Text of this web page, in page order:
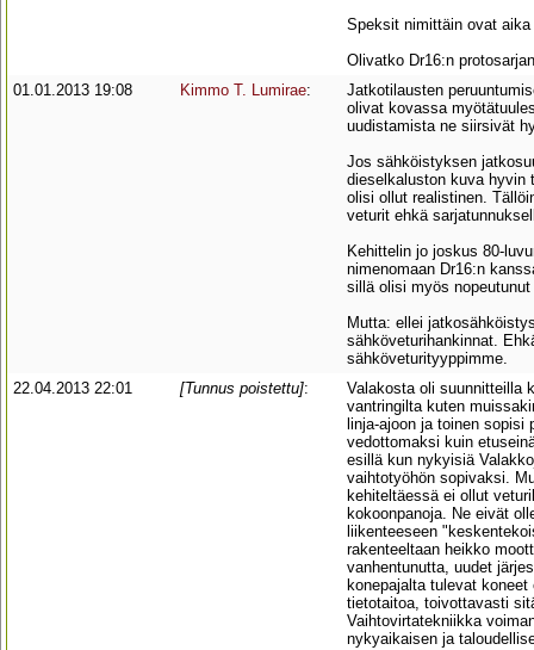
Speksit nimittäin ovat
Olivatko Dr16:n
01.01.2013 19:08
Kimmo T. Lumirae:
Jatkotilausten
olivat kovassa
uudistamista ne siirsivät
Jos sähköistyksen
dieselkaluston kuva hyvin
olisi ollut realistinen.
veturit ehkä
Kehittelin jo joskus 80-
nimenomaan Dr16:n
sillä olisi myös
Mutta: ellei
sähköveturihankinnat.
sähköveturityyppimme.
22.04.2013 22:01
[Tunnus poistettu]:
Valakosta oli suunnitteilla
vantringilta kuten
linja-ajoon ja toinen
vedottomaksi kuin
esillä kun nykyisiä
vaihtotyöhön sopivaksi.
kehiteltäessä ei ollut
kokoonpanoja. Ne eivät
liikenteeseen
rakenteeltaan heikko
vanhentunutta, uudet
konepajalta tulevat
tietotaitoa, toivottavasti
Vaihtovirtatekniikka
nykyaikaisen ja